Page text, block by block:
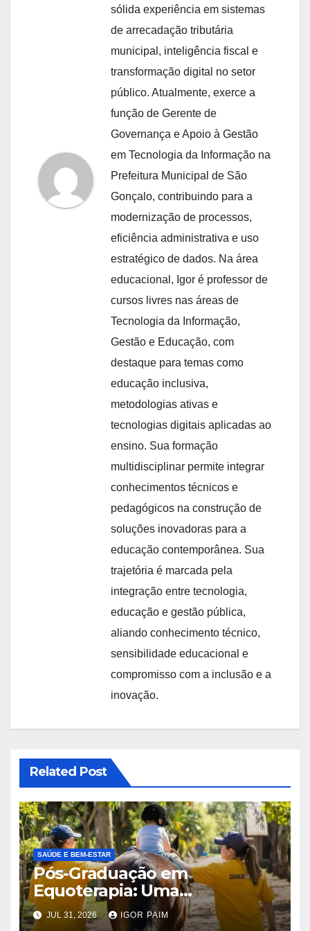
sólida experiência em sistemas
de arrecadação tributária
municipal, inteligência fiscal e
transformação digital no setor
público. Atualmente, exerce a
função de Gerente de
Governança e Apoio à Gestão
em Tecnologia da Informação na
Prefeitura Municipal de São
Gonçalo, contribuindo para a
modernização de processos,
eficiência administrativa e uso
estratégico de dados. Na área
educacional, Igor é professor de
cursos livres nas áreas de
Tecnologia da Informação,
Gestão e Educação, com
destaque para temas como
educação inclusiva,
metodologias ativas e
tecnologias digitais aplicadas ao
ensino. Sua formação
multidisciplinar permite integrar
conhecimentos técnicos e
pedagógicos na construção de
soluções inovadoras para a
educação contemporânea. Sua
trajetória é marcada pela
integração entre tecnologia,
educação e gestão pública,
aliando conhecimento técnico,
sensibilidade educacional e
compromisso com a inclusão e a
inovação.
Related Post
SAÚDE E BEM-ESTAR
Pós-Graduação em
Equoterapia: Uma
Abordagem Profissional e
Terapêutica
JUL 31, 2026 IGOR PAIM